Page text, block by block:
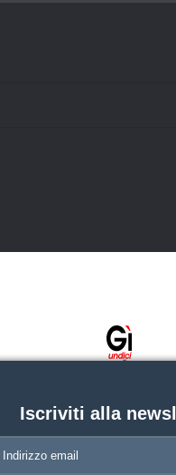
Iscriviti alla